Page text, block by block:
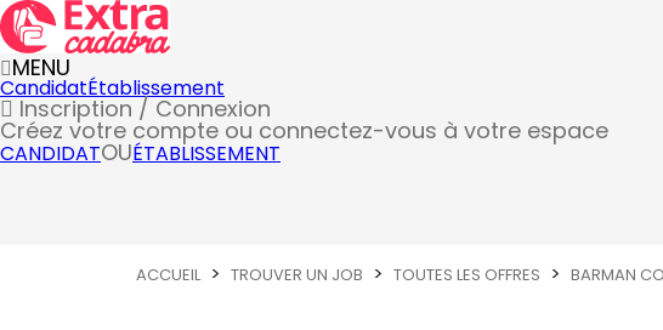
MENU
CandidatÉtablissement
Inscription / Connexion
Créez votre compte ou connectez-vous à votre espace
CANDIDATOUÉTABLISSEMENT
ACCUEIL TROUVER UN JOB TOUTES LES OFFRES BARMAN